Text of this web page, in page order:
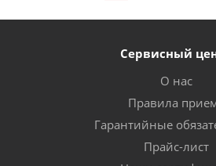
Сервисный
О нас
Правила
Гарантийные
Прайс-лист